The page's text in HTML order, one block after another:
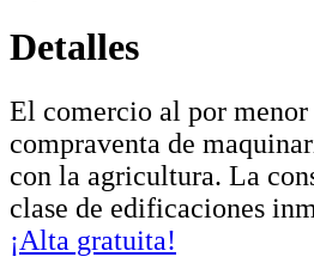
Detalles
El comercio al por
compraventa de
con la agricultura. La
clase de edificaciones
¡Alta gratuita!